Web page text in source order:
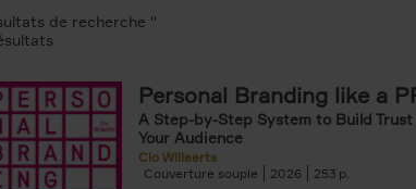
de recherche ''
Personal Branding like a
A Step-by-Step System to Build
Your Audience
Clo Willaerts
Couverture souple
2026 253